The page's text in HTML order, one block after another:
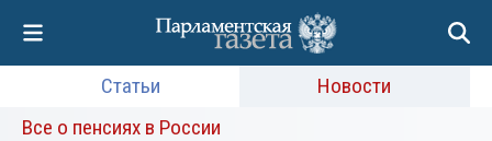
Статьи
Новости
Все о пенсиях в России